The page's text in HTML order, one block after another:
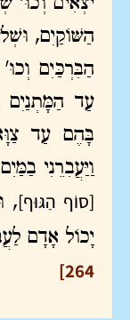
הַשּׁוֹקַיִם,
הַבִּרְכַּיִם
עַד הַמָּתְנַיִם
בָּהֶם עַד
וַיַּעֲבִרֵנִי
[סוֹף הַגּוּף],
יָכוֹל אָדָם
264]